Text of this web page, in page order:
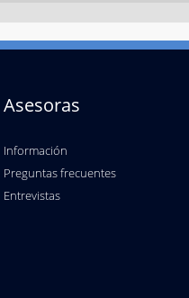
Asesoras
Información
Preguntas frecuentes
Entrevistas